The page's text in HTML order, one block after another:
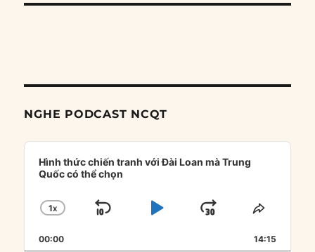
NGHE PODCAST NCQT
Audio
Player
Hình thức chiến tranh với Đài Loan mà Trung
Quốc có thể chọn
CHANGE
RATE
1X
SKIP
PLAYJUMP
FORWARD
SHARE
00:00 14:15